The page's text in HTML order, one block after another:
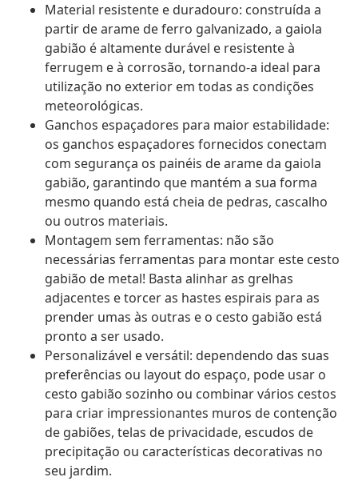
Material resistente e duradouro: construída a
partir de arame de ferro galvanizado, a gaiola
gabião é altamente durável e resistente à
ferrugem e à corrosão, tornando-a ideal para
utilização no exterior em todas as condições
meteorológicas.
Ganchos espaçadores para maior estabilidade:
os ganchos espaçadores fornecidos conectam
com segurança os painéis de arame da gaiola
gabião, garantindo que mantém a sua forma
mesmo quando está cheia de pedras, cascalho
ou outros materiais.
Montagem sem ferramentas: não são
necessárias ferramentas para montar este cesto
gabião de metal! Basta alinhar as grelhas
adjacentes e torcer as hastes espirais para as
prender umas às outras e o cesto gabião está
pronto a ser usado.
Personalizável e versátil: dependendo das suas
preferências ou layout do espaço, pode usar o
cesto gabião sozinho ou combinar vários cestos
para criar impressionantes muros de contenção
de gabiões, telas de privacidade, escudos de
precipitação ou características decorativas no
seu jardim.